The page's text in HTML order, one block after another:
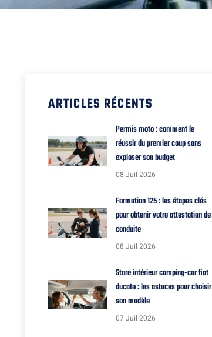
ARTICLES RÉCENTS
Permis moto : comment le
réussir du premier coup sans
exploser son budget
08 Juil 2026
Formation 125 : les étapes clés
pour obtenir votre attestation de
conduite
08 Juil 2026
Store intérieur camping-car fiat
ducato : les astuces pour choisir
son modèle
07 Juil 2026